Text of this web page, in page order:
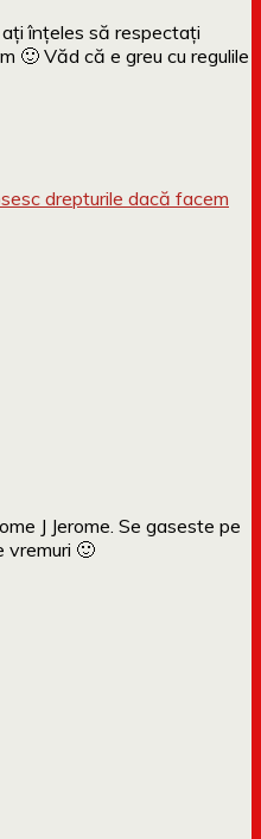
înțeles să respectați
🙂 Văd că e greu cu regulile
drepturile dacă facem
J Jerome. Se gaseste pe
vremuri 🙂